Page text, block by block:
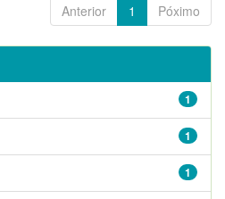
Anterior 1 Póximo
1
1
1